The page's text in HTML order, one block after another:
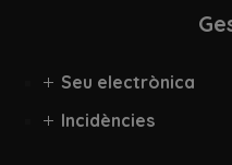
Seu electrònica
Incidències